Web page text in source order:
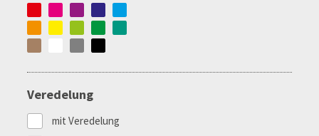
Veredelung
mit Veredelung